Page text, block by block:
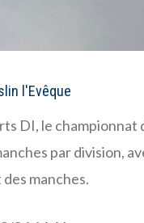
l'Evêque
DI, le championnat
par division,
manches.